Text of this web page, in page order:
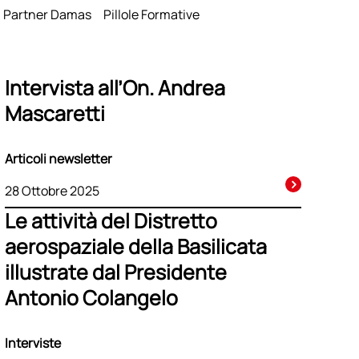
Partner Damas Pillole Formative
Intervista all’On. Andrea
Mascaretti
Articoli newsletter
28 Ottobre 2025
Le attività del Distretto
aerospaziale della Basilicata
illustrate dal Presidente
Antonio Colangelo
Interviste